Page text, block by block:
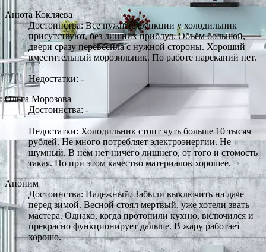
Анюта Кокляева
Достоинства: Все нужные функции у холодильник
присутствуют, без лишних приблуд. Объём большой,
двери сразу перевесила с нужной стороны. Хороший
вместительный морозильник. По работе нареканий нет.
Недостатки: -
Ольга Морозова
Достоинства: -
Недостатки: Холодильник стоит чуть больше 10 тысяч
рублей. Не много потребляет электроэнергии. Не
шумный. В нём нет ничего лишнего, от того и стомость
такая. Но при этом качество материалов хорошее.
Аноним
Достоинства: Надежный. Забыли выключить на даче
перед зимой. Весной стоял мертвый, уже хотели звать
мастера. Однако, когда протопили кухню, включился и
прекрасно функционирует дальше. В жару работает
хорошо.